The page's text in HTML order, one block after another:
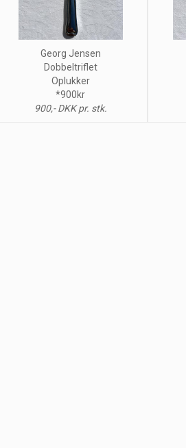
Georg Jensen
Dobbeltriflet
Oplukker
*900kr
900,- DKK pr. stk.